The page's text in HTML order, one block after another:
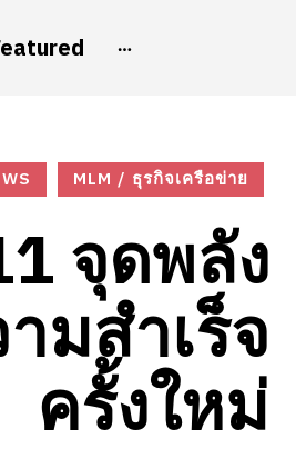
MLM / ธุรกิจเครือข่าย
จุดพลัง
มสำเร็จ
ครั้งใหม่